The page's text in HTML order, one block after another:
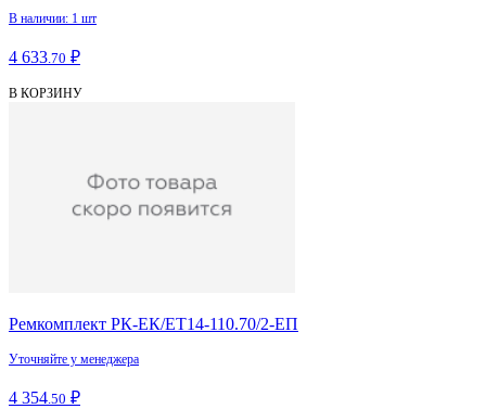
В наличии: 1 шт
4 633.70 ₽
В КОРЗИНУ
Ремкомплект РК-ЕК/ЕТ14-110.70/2-ЕП
Уточняйте у менеджера
4 354.50 ₽